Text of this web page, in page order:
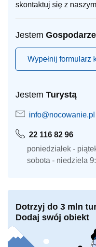
skontaktuj się z naszym
Jestem
Wypełnij formularz
Jestem Turystą
info@nocowanie.pl
22 116 82 96
poniedziałek -
sobota - niedziela
Dotrzyj do 3 mln
Dodaj swój obiekt